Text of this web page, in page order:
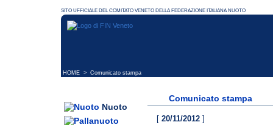
HOME > Comunicato stampa
Nuoto
Comunicato stampa
[ 20/11/2012 ]